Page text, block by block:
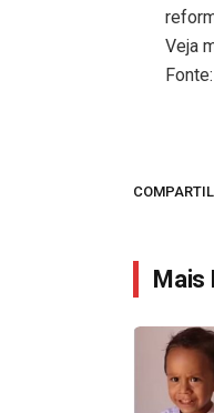
Veja
Mais